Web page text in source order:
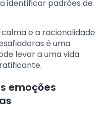
identificar padrões de
e a racionalidade
é uma
levar a uma vida
emoções